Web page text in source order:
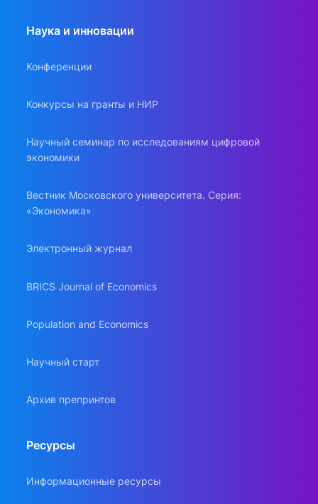
Наука и инновации
Конференции
Конкурсы на гранты и НИР
Научный семинар по исследованиям цифровой
экономики
Вестник Московского университета. Серия:
«Экономика»
Электронный журнал
BRICS Journal of Economics
Population and Economics
Научный старт
Архив препринтов
Ресурсы
Информационные ресурсы